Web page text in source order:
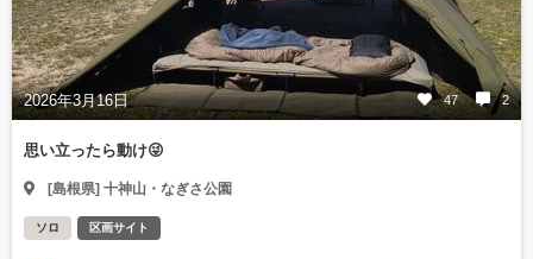
2026年3月16日 47 2
思い立ったら動け😜
[島根県] 十神山・なぎさ公園
ソロ 区画サイト